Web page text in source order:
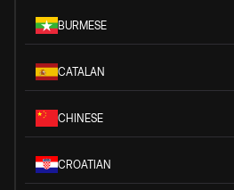
BURMESE
CATALAN
CHINESE
CROATIAN